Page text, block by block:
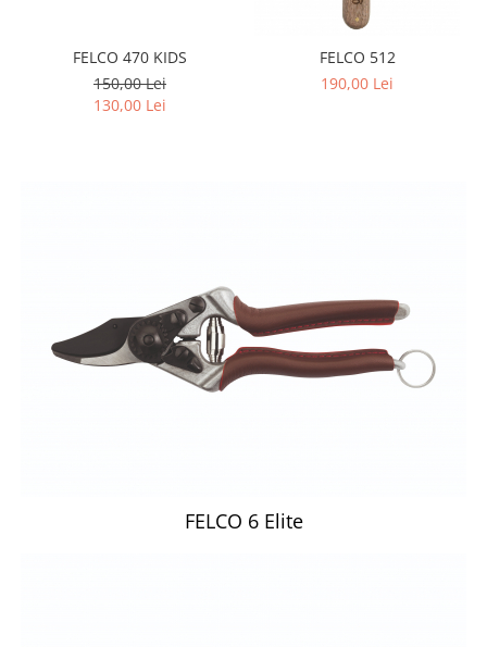
CUTITE DE BUZUNAR
FOARFECE ELECTRICE SI ACCESORII
FELCO 470 KIDS
150,00 Lei
130,00 Lei
FELCO 512
190,00 Lei
FELCO 6 Elite